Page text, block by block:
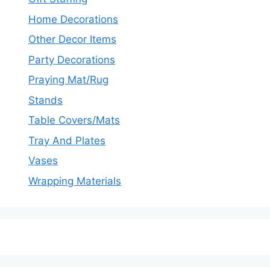
Home Decorations
Other Decor Items
Party Decorations
Praying Mat/Rug
Stands
Table Covers/Mats
Tray And Plates
Vases
Wrapping Materials